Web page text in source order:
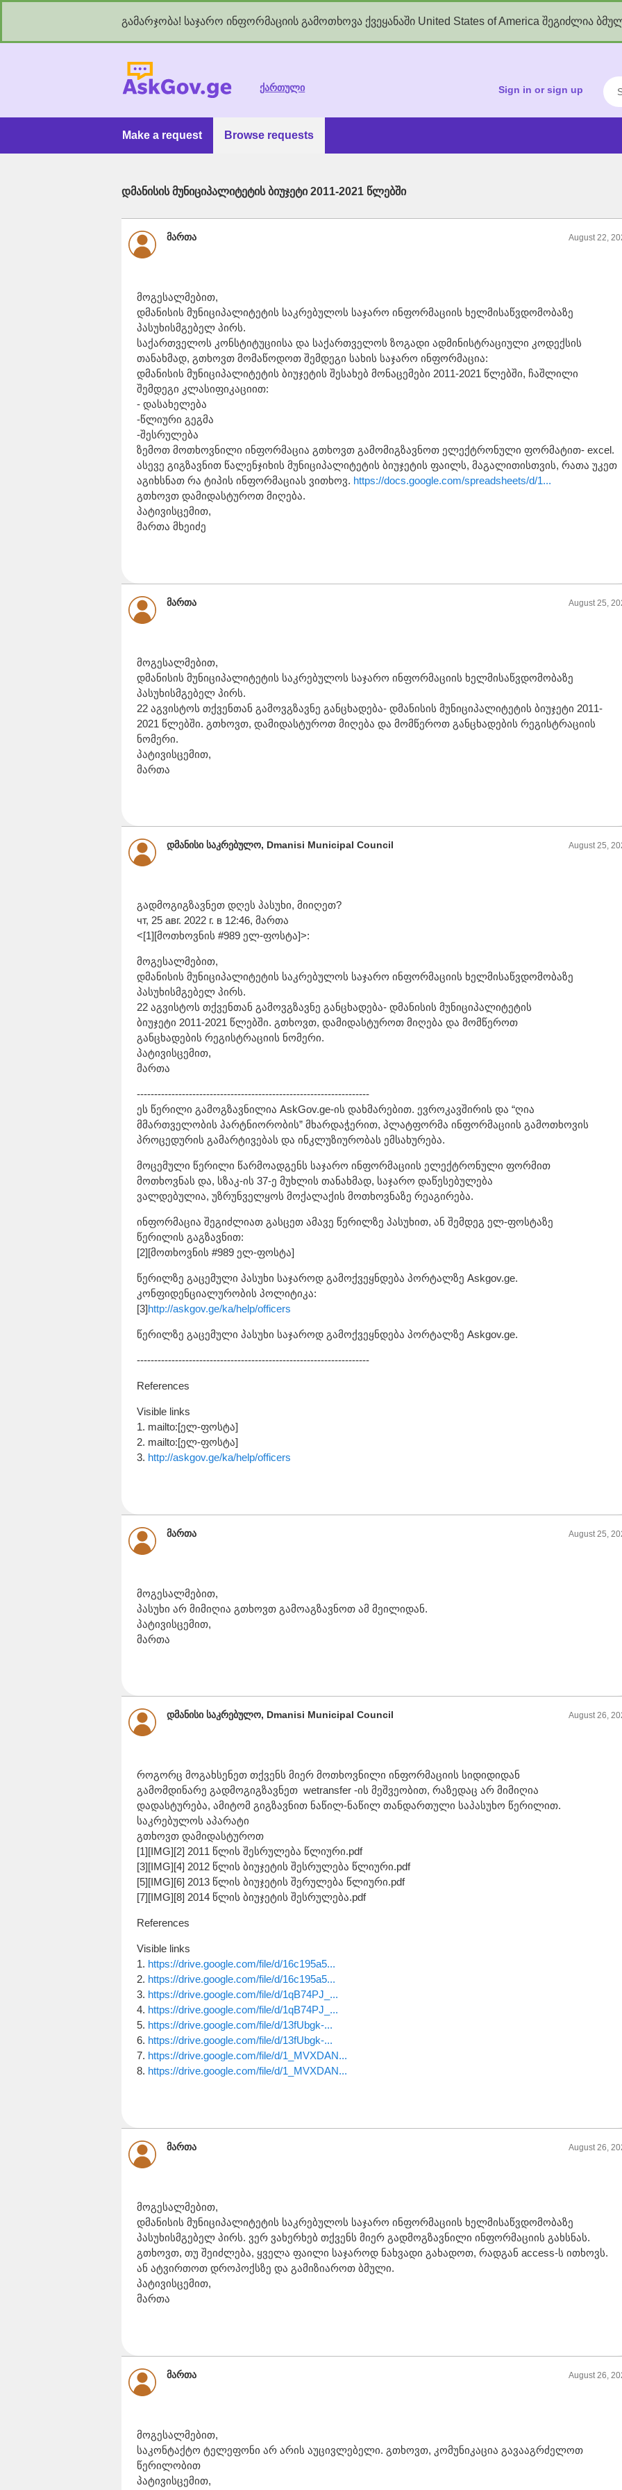
გამარჯობა! საჯარო ინფორმაციის გამოთხოვა ქვეყანაში United States of America შეგიძლია
ქართული Sign in or sign up
Make a request Browse requests
დმანისის მუნიციპალიტეტის ბიუჯეტი 2011-2021 წლებში
მართა August 22,
მოგესალმებით,
დმანისის მუნიციპალიტეტის საკრებულოს საჯარო ინფორმაციის ხელმისაწვდომობაზე
პასუხისმგებელ პირს.
საქართველოს კონსტიტუციისა და საქართველოს ზოგადი ადმინისტრაციული კოდექსის
თანახმად, გთხოვთ მომაწოდოთ შემდეგი სახის საჯარო ინფორმაცია:
დმანისის მუნიციპალიტეტის ბიუჯეტის შესახებ მონაცემები 2011-2021 წლებში, ჩაშლილი
შემდეგი კლასიფიკაციით:
- დასახელება
-წლიური გეგმა
-შესრულება
ზემოთ მოთხოვნილი ინფორმაცია გთხოვთ გამომიგზავნოთ ელექტრონული ფორმატით- excel.
ასევე გიგზავნით წალენჯიხის მუნიციპალიტეტის ბიუჯეტის ფაილს, მაგალითისთვის, რათა უკეთ
აგიხსნათ რა ტიპის ინფორმაციას ვითხოვ. https://docs.google.com/spreadsheets/d/1...
გთხოვთ დამიდასტუროთ მიღება.
პატივისცემით,
მართა მხეიძე
მართა August 25,
მოგესალმებით,
დმანისის მუნიციპალიტეტის საკრებულოს საჯარო ინფორმაციის ხელმისაწვდომობაზე
პასუხისმგებელ პირს.
22 აგვისტოს თქვენთან გამოვგზავნე განცხადება- დმანისის მუნიციპალიტეტის ბიუჯეტი 2011-
2021 წლებში. გთხოვთ, დამიდასტუროთ მიღება და მომწეროთ განცხადების რეგისტრაციის
ნომერი.
პატივისცემით,
მართა
დმანისი საკრებულო, Dmanisi Municipal Council August 25,
გადმოგიგზავნეთ დღეს პასუხი, მიიღეთ?
чт, 25 авг. 2022 г. в 12:46, მართა
<[1][მოთხოვნის #989 ელ-ფოსტა]>:
მოგესალმებით,
დმანისის მუნიციპალიტეტის საკრებულოს საჯარო ინფორმაციის ხელმისაწვდომობაზე
პასუხისმგებელ პირს.
22 აგვისტოს თქვენთან გამოვგზავნე განცხადება- დმანისის მუნიციპალიტეტის
ბიუჯეტი 2011-2021 წლებში. გთხოვთ, დამიდასტუროთ მიღება და მომწეროთ
განცხადების რეგისტრაციის ნომერი.
პატივისცემით,
მართა
-------------------------------------------------------------------
ეს წერილი გამოგზავნილია AskGov.ge-ის დახმარებით. ევროკავშირის და “ღია
მმართველობის პარტნიორობის” მხარდაჭერით, პლატფორმა ინფორმაციის გამოთხოვის
პროცედურის გამარტივებას და ინკლუზიურობას ემსახურება.
მოცემული წერილი წარმოადგენს საჯარო ინფორმაციის ელექტრონული ფორმით
მოთხოვნას და, სზაკ-ის 37-ე მუხლის თანახმად, საჯარო დაწესებულება
ვალდებულია, უზრუნველყოს მოქალაქის მოთხოვნაზე რეაგირება.
ინფორმაცია შეგიძლიათ გასცეთ ამავე წერილზე პასუხით, ან შემდეგ ელ-ფოსტაზე
წერილის გაგზავნით:
[2][მოთხოვნის #989 ელ-ფოსტა]
წერილზე გაცემული პასუხი საჯაროდ გამოქვეყნდება პორტალზე Askgov.ge.
კონფიდენციალურობის პოლიტიკა:
[3]http://askgov.ge/ka/help/officers
წერილზე გაცემული პასუხი საჯაროდ გამოქვეყნდება პორტალზე Askgov.ge.
-------------------------------------------------------------------
References
Visible links
1. mailto:[ელ-ფოსტა]
2. mailto:[ელ-ფოსტა]
3. http://askgov.ge/ka/help/officers
მართა August 25,
მოგესალმებით,
პასუხი არ მიმიღია გთხოვთ გამოაგზავნოთ ამ მეილიდან.
პატივისცემით,
მართა
დმანისი საკრებულო, Dmanisi Municipal Council August 26,
როგორც მოგახსენეთ თქვენს მიერ მოთხოვნილი ინფორმაციის სიდიდიდან
გამომდინარე გადმოგიგზავნეთ wetransfer -ის მეშვეობით, რაზედაც არ მიმიღია
დადასტურება, ამიტომ გიგზავნით ნაწილ-ნაწილ თანდართული საპასუხო წერილით.
საკრებულოს აპარატი
გთხოვთ დამიდასტუროთ
[1][IMG][2] 2011 წლის შესრულება წლიური.pdf
[3][IMG][4] 2012 წლის ბიუჯეტის შესრულება წლიური.pdf
[5][IMG][6] 2013 წლის ბიუჯეტის შერულება წლიური.pdf
[7][IMG][8] 2014 წლის ბიუჯეტის შესრულება.pdf
References
Visible links
1. https://drive.google.com/file/d/16c195a5...
2. https://drive.google.com/file/d/16c195a5...
3. https://drive.google.com/file/d/1qB74PJ_...
4. https://drive.google.com/file/d/1qB74PJ_...
5. https://drive.google.com/file/d/13fUbgk-...
6. https://drive.google.com/file/d/13fUbgk-...
7. https://drive.google.com/file/d/1_MVXDAN...
8. https://drive.google.com/file/d/1_MVXDAN...
მართა August 26,
მოგესალმებით,
დმანისის მუნიციპალიტეტის საკრებულოს საჯარო ინფორმაციის ხელმისაწვდომობაზე
პასუხისმგებელ პირს. ვერ ვახერხებ თქვენს მიერ გადმოგზავნილი ინფორმაციის გახსნას.
გთხოვთ, თუ შეიძლება, ყველა ფაილი საჯაროდ ნახვადი გახადოთ, რადგან access-ს ითხოვს.
ან ატვირთოთ დროპოქსზე და გამიზიაროთ ბმული.
პატივისცემით,
მართა
მართა August 26,
მოგესალმებით,
საკონტაქტო ტელეფონი არ არის აუცივლებელი. გთხოვთ, კომუნიკაცია გავააგრძელოთ
წერილობით
პატივისცემით,